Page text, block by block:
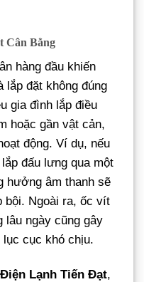
Cân Bằng
hàng đầu khiến
lắp đặt không đúng
gia đình lắp điều
hoặc gần vật cản,
động. Ví dụ, nếu
đấu lưng qua một
hưởng âm thanh sẽ
bội. Ngoài ra, ốc vít
lâu ngày cũng gây
cục khó chịu.
Lạnh Tiến Đạt,